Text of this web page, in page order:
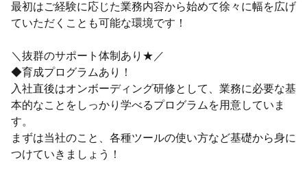
最初はご経験に応じた業務内容から始めて徐々に幅を広げ
ていただくことも可能な環境です！
＼抜群のサポート体制あり★／
◆育成プログラムあり！
入社直後はオンボーディング研修として、業務に必要な基
本的なことをしっかり学べるプログラムを用意していま
す。
まずは当社のこと、各種ツールの使い方など基礎から身に
つけていきましょう！